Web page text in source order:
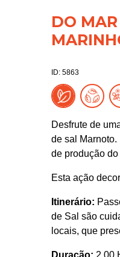
DO
ID: 5863
Desfrute de
de sal Marnoto.
de produção
Esta ação
Itinerário:
de Sal são
locais, que
Duração: 2.00